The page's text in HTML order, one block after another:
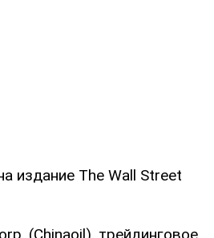
издание The Wall Street